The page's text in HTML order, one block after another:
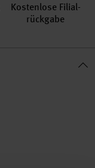
Kosten­lose Filial­
rückgabe